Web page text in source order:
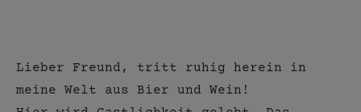
Lieber Freund, tritt ruhig herein in
meine Welt aus Bier und Wein!